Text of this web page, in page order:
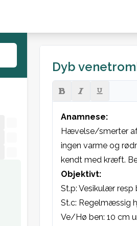
Dyb
Anamnese:
Hævelse/smerter
ingen varme og
kendt med kræft.
Objektivt:
St.p: Vesikulær resp
St.c: Regelmæssig
Ve/Hø ben: 10 cm